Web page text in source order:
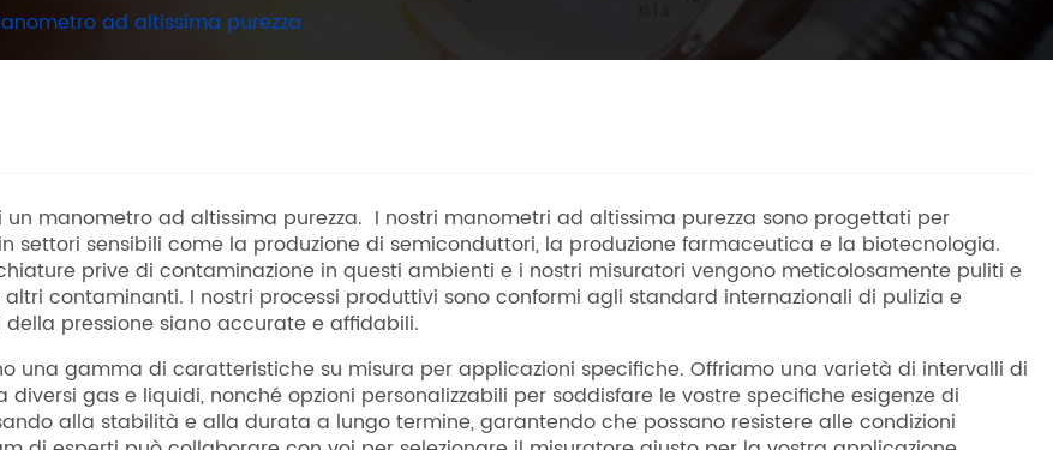
ad altissima purezza
manometro ad altissima purezza. I nostri manometri ad altissima purezza sono progettati per
settori sensibili come la produzione di semiconduttori, la produzione farmaceutica e la biotecnologia.
prive di contaminazione in questi ambienti e i nostri misuratori vengono meticolosamente puliti e
contaminanti. I nostri processi produttivi sono conformi agli standard internazionali di pulizia e
pressione siano accurate e affidabili.
una gamma di caratteristiche su misura per applicazioni specifiche. Offriamo una varietà di intervalli di
gas e liquidi, nonché opzioni personalizzabili per soddisfare le vostre specifiche esigenze di
alla stabilità e alla durata a lungo termine, garantendo che possano resistere alle condizioni